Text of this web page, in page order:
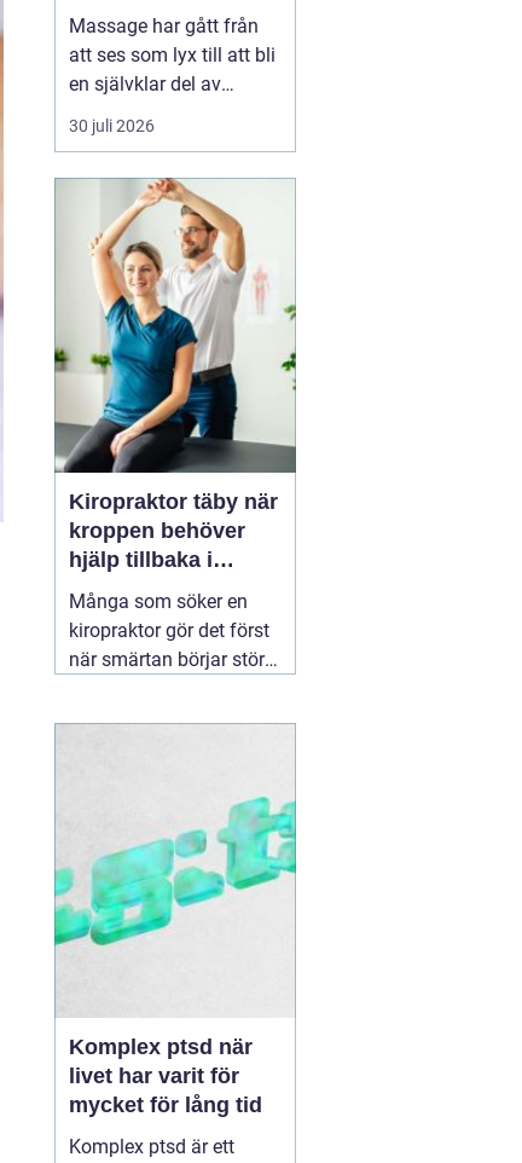
och mer ork i
vardagen
Massage har gått från
att ses som lyx till att bli
en självklar del av
många människors
hälsa och vardag. Allt
norr om Stockholm
sökerprofessionell
massage Sollentuna för
30 juli 2026
Kiropraktor täby när
kroppen behöver
hjälp tillbaka i
balans
Många som söker en
kiropraktor gör det först
när smärtan börjar störa
Ryggont, stel nacke eller
som att jobba, sova eller
träna betydligt svårare.
För den som letar efter
en 30 juni 2026
Komplex ptsd när
livet har varit för
mycket för lång tid
Komplex ptsd är ett